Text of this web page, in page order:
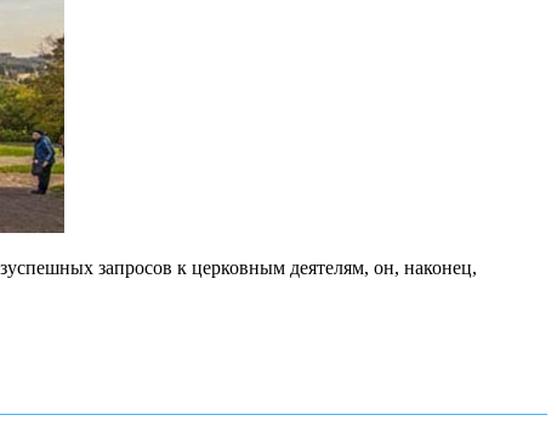
запросов к церковным деятелям, он, наконец,